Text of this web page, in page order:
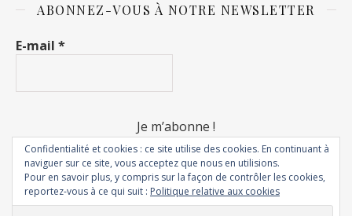
ABONNEZ-VOUS À NOTRE NEWSLETTER
E-mail *
© 2018 - Rêves de fripouilles. Tous droits réservés.
Confidentialité et cookies : ce site utilise des cookies. En continuant à
naviguer sur ce site, vous acceptez que nous en utilisions.
Pour en savoir plus, y compris sur la façon de contrôler les cookies,
reportez-vous à ce qui suit : Politique relative aux cookies